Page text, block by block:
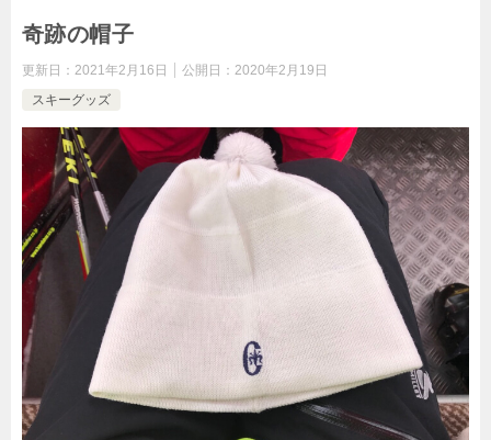
奇跡の帽子
更新日： 2021年2月16日 公開日： 2020年2月19日
スキーグッズ